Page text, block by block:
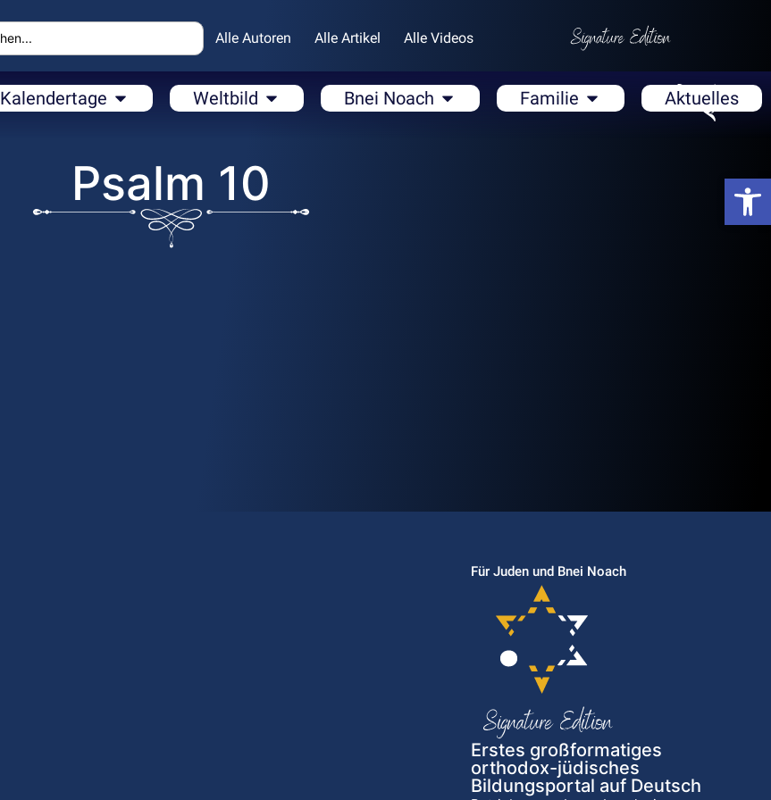
Alle Autoren Alle Artikel Alle Videos
Kalendertage Weltbild Bnei Noach Familie Aktuelles
Psalm 10
Für Juden und Bnei Noach
Erstes großformatiges
orthodox-jüdisches
Bildungsportal auf Deutsch